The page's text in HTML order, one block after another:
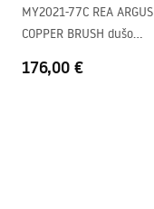
Garantija
„Easy Clean“ danga
MY2021-77C REA ARGUS
COPPER BRUSH dušo
176,00 €